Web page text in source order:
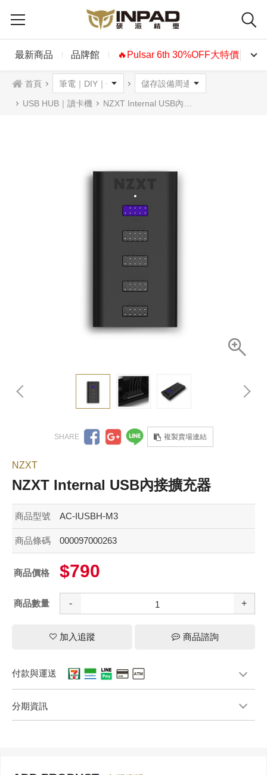
最新商品 品牌館 🔥Pulsar 6th 30%OFF大特價🔥
首頁
USB HUB｜讀卡機 NZXT Internal USB內接擴充器
複製賣場連結
NZXT
NZXT Internal USB內接擴充器
商品型號 AC-IUSBH-M3
商品條碼 000097000263
商品價格 $790
商品數量 - +
加入追蹤 商品諮詢
付款與運送
分期資訊